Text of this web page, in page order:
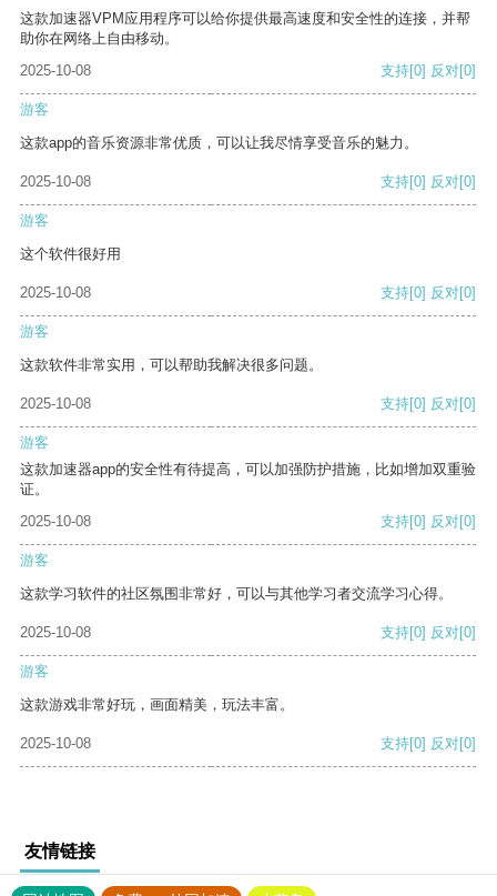
这款加速器VPM应用程序可以给你提供最高速度和安全性的连接，并帮
助你在网络上自由移动。
2025-10-08
支持[0] 反对[0]
游客
这款app的音乐资源非常优质，可以让我尽情享受音乐的魅力。
2025-10-08 支持[0] 反对[0]
游客
这个软件很好用
2025-10-08 支持[0] 反对[0]
游客
这款软件非常实用，可以帮助我解决很多问题。
2025-10-08 支持[0] 反对[0]
游客
这款加速器app的安全性有待提高，可以加强防护措施，比如增加双重验
证。
2025-10-08
支持[0] 反对[0]
游客
这款学习软件的社区氛围非常好，可以与其他学习者交流学习心得。
2025-10-08 支持[0] 反对[0]
游客
这款游戏非常好玩，画面精美，玩法丰富。
2025-10-08 支持[0] 反对[0]
友情链接